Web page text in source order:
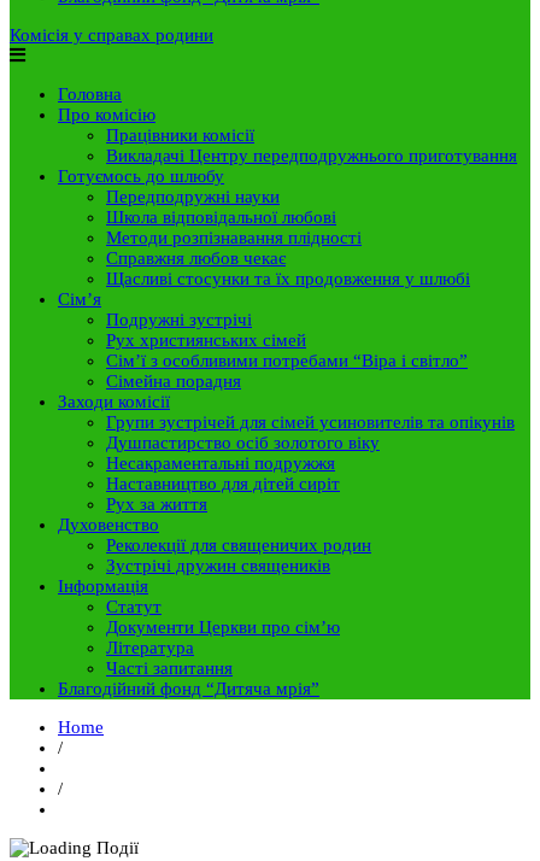
Комісія у справах родини
Головна
Про комісію
Працівники комісії
Викладачі Центру передподружнього приготування
Готуємось до шлюбу
Передподружні науки
Школа відповідальної любові
Методи розпізнавання плідності
Справжня любов чекає
Щасливі стосунки та їх продовження у шлюбі
Сім’я
Подружні зустрічі
Рух християнських сімей
Сім’ї з особливими потребами “Віра і світло”
Сімейна порадня
Заходи комісії
Групи зустрічей для сімей усиновителів та опікунів
Душпастирство осіб золотого віку
Несакраментальні подружжя
Наставництво для дітей сиріт
Рух за життя
Духовенство
Реколекції для священичих родин
Зустрічі дружин священиків
Інформація
Статут
Документи Церкви про сім’ю
Література
Часті запитання
Благодійний фонд “Дитяча мрія”
Home
/
/